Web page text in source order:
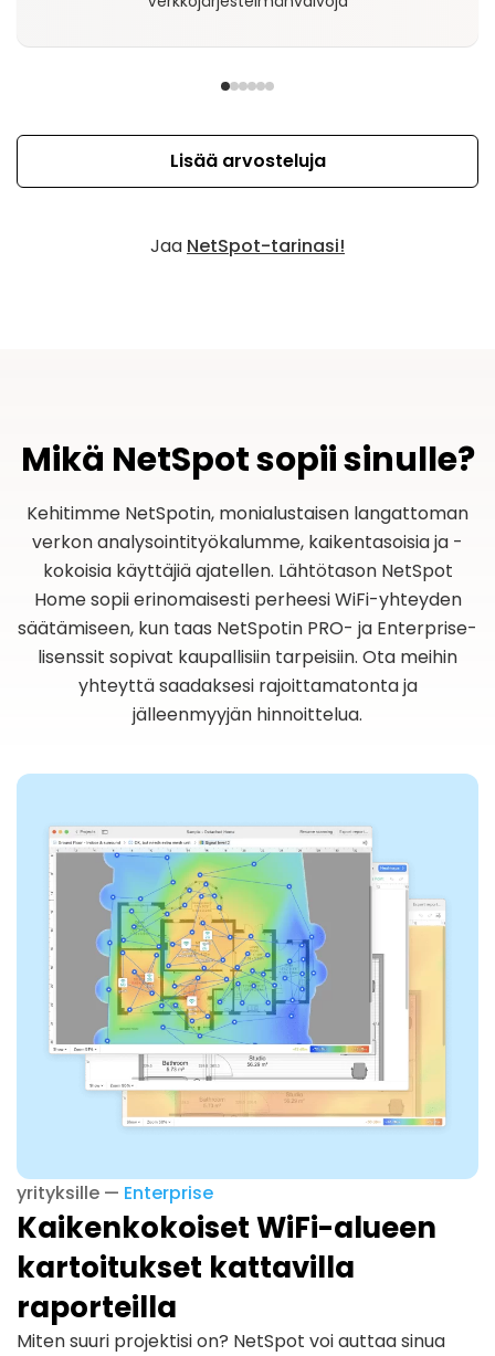
Lisää arvosteluja
Jaa NetSpot-tarinasi!
Mikä NetSpot sopii sinulle?
Kehitimme NetSpotin, monialustaisen langattoman
verkon analysointityökalumme, kaikentasoisia ja -
kokoisia käyttäjiä ajatellen. Lähtötason NetSpot
Home sopii erinomaisesti perheesi WiFi-yhteyden
säätämiseen, kun taas NetSpotin PRO- ja Enterprise-
lisenssit sopivat kaupallisiin tarpeisiin. Ota meihin
yhteyttä saadaksesi rajoittamatonta ja
jälleenmyyjän hinnoittelua.
yrityksille — Enterprise
Kaikenkokoiset WiFi-alueen
kartoitukset kattavilla
raporteilla
Miten suuri projektisi on? NetSpot voi auttaa sinua